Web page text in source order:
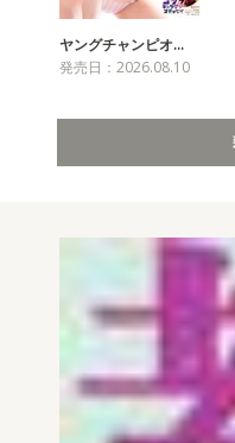
ヤングチャンピオ…
発売日：2026.08.10